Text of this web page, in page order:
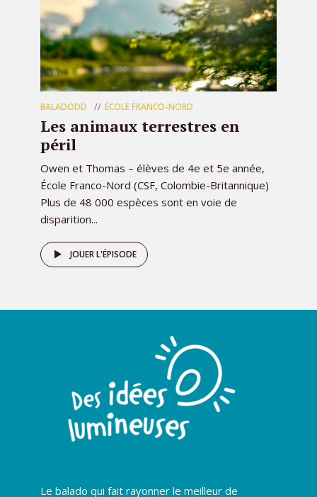
BALADODD ÉCOLE FRANCO-NORD
Les animaux terrestres en
péril
Owen et Thomas – élèves de 4e et 5e année,
École Franco-Nord (CSF, Colombie-Britannique)
Plus de 48 000 espèces sont en voie de
disparition...
JOUER L'ÉPISODE
Le balado qui fait rayonner le meilleur de